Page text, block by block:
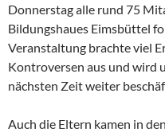
Donnerstag alle rund 75
Bildungshaues Eimsbüttel
Veranstaltung brachte viel
Kontroversen aus und wird
nächsten Zeit weiter
Auch die Eltern kamen in